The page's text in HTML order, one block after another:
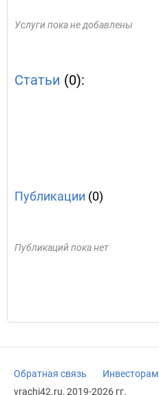
Услуги пока не добавлены
Статьи (0):
Публикации (0)
Публикаций пока нет
Обратная связь Инвесторам
vrachi42.ru, 2019-2026 гг.